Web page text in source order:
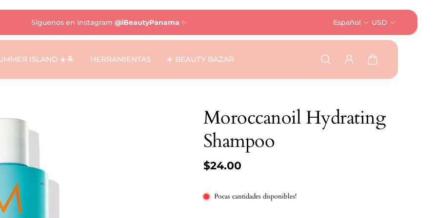
Síguenos en Instagram @iBeautyPanama ✨ Español USD
ISLAND ☀️🏝️ HERRAMIENTAS ☀️ BEAUTY BAZAR
Moroccanoil Hydrating
Shampoo
$24.00
Pocas cantidades disponibles!